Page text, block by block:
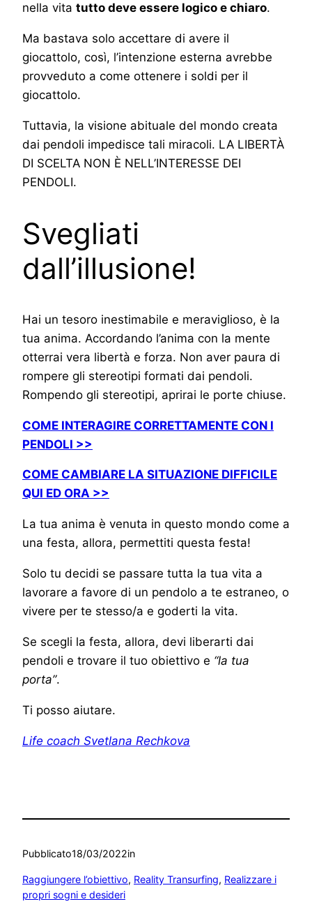
nella vita tutto deve essere logico e chiaro.
Ma bastava solo accettare di avere il
giocattolo, così, l’intenzione esterna avrebbe
provveduto a come ottenere i soldi per il
giocattolo.
Tuttavia, la visione abituale del mondo creata
dai pendoli impedisce tali miracoli. LA LIBERTÀ
DI SCELTA NON È NELL’INTERESSE DEI
PENDOLI.
Svegliati
dall’illusione!
Hai un tesoro inestimabile e meraviglioso, è la
tua anima. Accordando l’anima con la mente
otterrai vera libertà e forza. Non aver paura di
rompere gli stereotipi formati dai pendoli.
Rompendo gli stereotipi, aprirai le porte chiuse.
COME INTERAGIRE CORRETTAMENTE CON I
PENDOLI >>
COME CAMBIARE LA SITUAZIONE DIFFICILE
QUI ED ORA >>
La tua anima è venuta in questo mondo come a
una festa, allora, permettiti questa festa!
Solo tu decidi se passare tutta la tua vita a
lavorare a favore di un pendolo a te estraneo, o
vivere per te stesso/a e goderti la vita.
Se scegli la festa, allora, devi liberarti dai
pendoli e trovare il tuo obiettivo e “la tua
porta”.
Ti posso aiutare.
Life coach Svetlana Rechkova
Pubblicato18/03/2022in
Raggiungere l’obiettivo, Reality Transurfing, Realizzare i
propri sogni e desideri